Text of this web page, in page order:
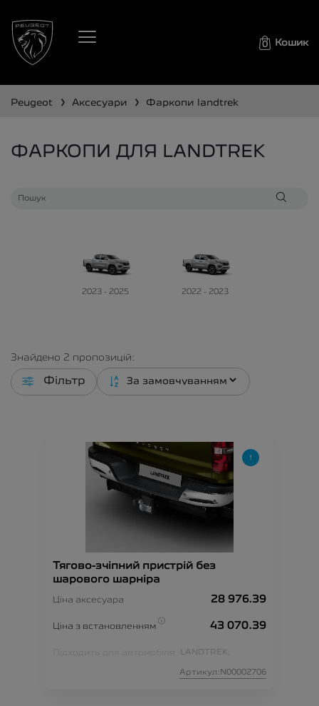
0 Кошик
peugeot ❯ аксесуари ❯ фаркопи landtrek
ФАРКОПИ ДЛЯ LANDTREK
2023 - 2025 2022 - 2023
Знайдено 2 пропозицій:
Фільтр
Тягово-зчіпний пристрій без
шарового шарніра
Ціна аксесуара 28 976.39
Ціна з встановленням 43 070.39
Підходить для автомобіля : LANDTREK;
Артикул:N00002706